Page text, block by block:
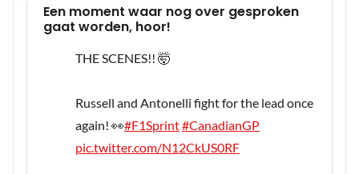
Een moment waar nog over gesproken
gaat worden, hoor!
THE SCENES!! 🤯
Russell and Antonelli fight for the lead once
again! 👀#F1Sprint#CanadianGP
pic.twitter.com/N12CkUS0RF